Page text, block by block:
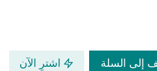
إلى السلة اشترِ الآن